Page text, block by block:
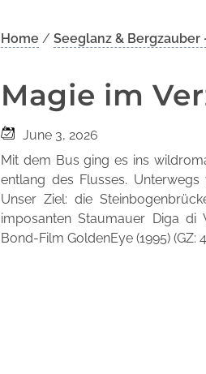
Home / Seeglanz & Bergzauber
Magie im
June 3, 2026
Mit dem Bus ging es ins
entlang des Flusses. Unterwegs
Unser Ziel: die
imposanten Staumauer Diga di
Bond-Film GoldenEye (1995) (GZ: